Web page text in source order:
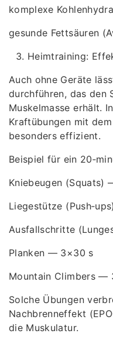
komplexe
gesunde Fettsäuren
Heimtraining:
Auch ohne Geräte
durchführen, das den
Muskelmasse erhält.
Kraftübungen mit
besonders effizient.
Beispiel für ein
Kniebeugen (Squats)
Liegestütze
Ausfallschritte
Planken — 3×30 s
Mountain Climbers —
Solche Übungen
Nachbrenneffekt
die Muskulatur.